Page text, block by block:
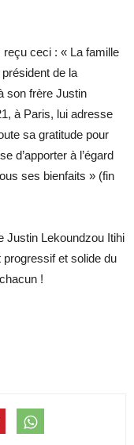
reçu ceci : « La famille
de la
son frère Justin
à Paris, lui adresse
sa gratitude pour
d’apporter à l’égard
ses bienfaits » (fin
Justin Lekoundzou Itihi
et solide du
!